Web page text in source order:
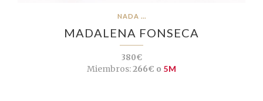
NADA ...
MADALENA FONSECA
380€
Miembros:266€ o 5M